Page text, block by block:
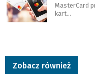
MasterCard
kart…
Zobacz również